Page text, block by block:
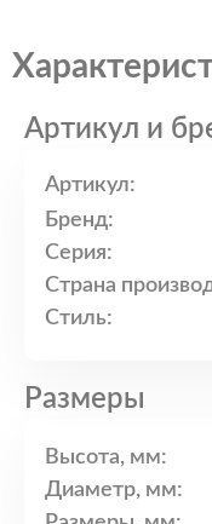
Артикул и
Артикул:
Бренд:
Серия:
Страна
Стиль:
Размеры
Высота, мм:
Диаметр, мм: